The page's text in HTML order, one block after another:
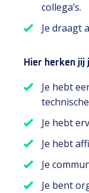
collega’s.
Je draagt
Hier herken jij
Je hebt
Je hebt
Je hebt
Je
Je bent